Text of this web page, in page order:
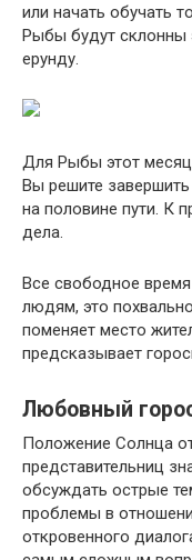
или начать обучать
Рыбы будут склонны
ерунду.
Для Рыбы этот
Вы решите
на половине пути. К
дела.
Все свободное
людям, это
поменяет место
предсказывает
Любовный
Положение Солнца
представительниц
обсуждать острые
проблемы в
откровенного